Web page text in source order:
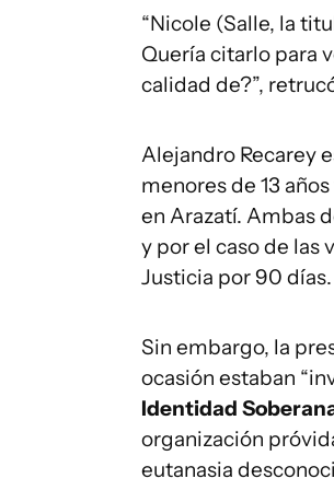
“Nicole (Salle, la
Quería citarlo para
calidad de?”,
Alejandro Recarey
menores de 13
en Arazatí. Ambas
y por el caso de las
Justicia por 90 días.
Sin embargo, la
ocasión estaban
Identidad
organización
eutanasia